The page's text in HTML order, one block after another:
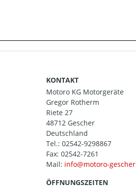
KONTAKT
Motoro KG Motorgeräte
Gregor Rotherm
Riete 27
48712 Gescher
Deutschland
Tel.: 02542-9298867
Fax: 02542-7261
Mail:
ÖFFNUNGSZEITEN